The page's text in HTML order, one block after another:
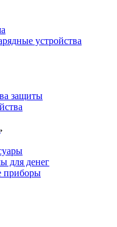
устройства
защиты
для денег
приборы